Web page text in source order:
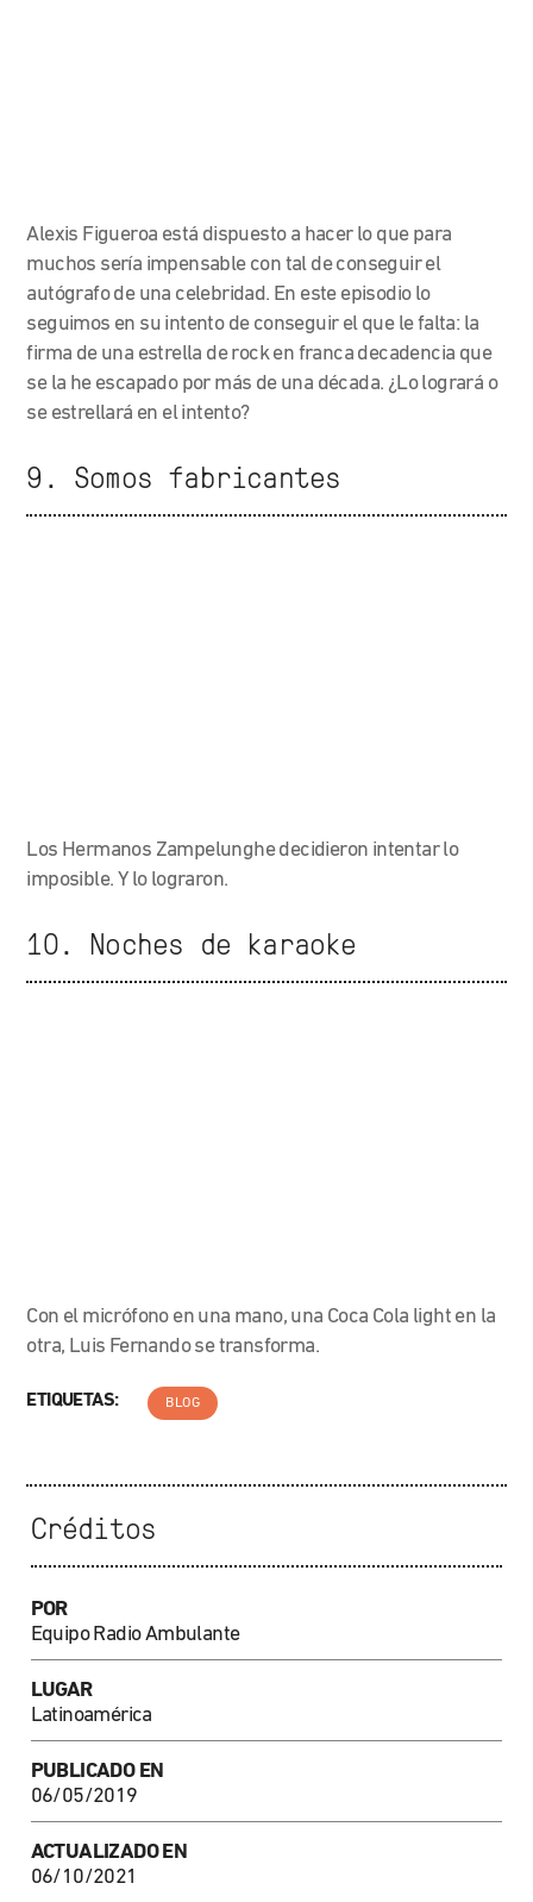
Alexis Figueroa está dispuesto a hacer lo que para
muchos sería impensable con tal de conseguir el
autógrafo de una celebridad. En este episodio lo
seguimos en su intento de conseguir el que le falta: la
firma de una estrella de rock en franca decadencia que
se la he escapado por más de una década. ¿Lo logrará o
se estrellará en el intento?
9. Somos fabricantes
Los Hermanos Zampelunghe decidieron intentar lo
imposible. Y lo lograron.
10. Noches de karaoke
Con el micrófono en una mano, una Coca Cola light en la
otra, Luis Fernando se transforma.
ETIQUETAS: BLOG
Créditos
POR
Equipo Radio Ambulante
LUGAR
Latinoamérica
PUBLICADO EN
06/05/2019
ACTUALIZADO EN
06/10/2021